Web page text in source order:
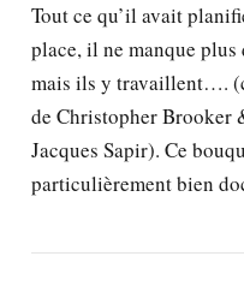
Tout ce qu’il avait
place, il ne manque plus
mais ils y travaillent….
de Christopher Brooker
Jacques Sapir). Ce
particulièrement bien